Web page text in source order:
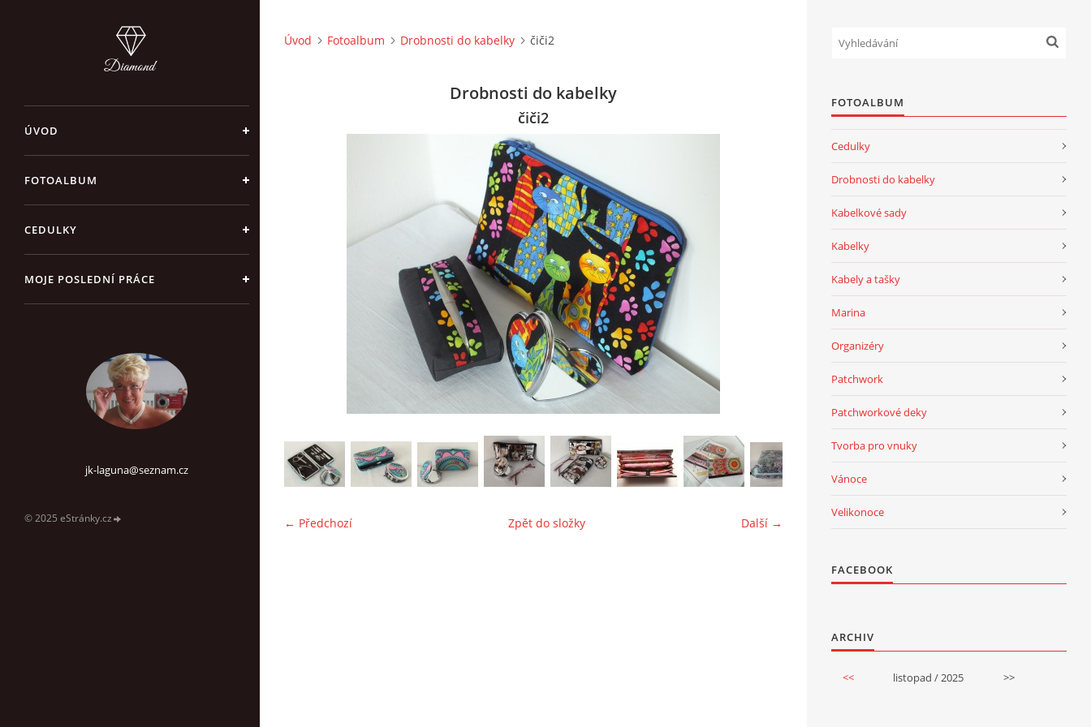
ÚVOD
FOTOALBUM
CEDULKY
MOJE POSLEDNÍ PRÁCE
jk-laguna@seznam.cz
© 2025 eStránky.cz
Úvod Fotoalbum Drobnosti do kabelky čiči2
Drobnosti do kabelky
čiči2
← Předchozí Další →
Zpět do složky
FOTOALBUM
Cedulky
Drobnosti do kabelky
Kabelkové sady
Kabelky
Kabely a tašky
Marina
Organizéry
Patchwork
Patchworkové deky
Tvorba pro vnuky
Vánoce
Velikonoce
FACEBOOK
ARCHIV
<< listopad / 2025 >>